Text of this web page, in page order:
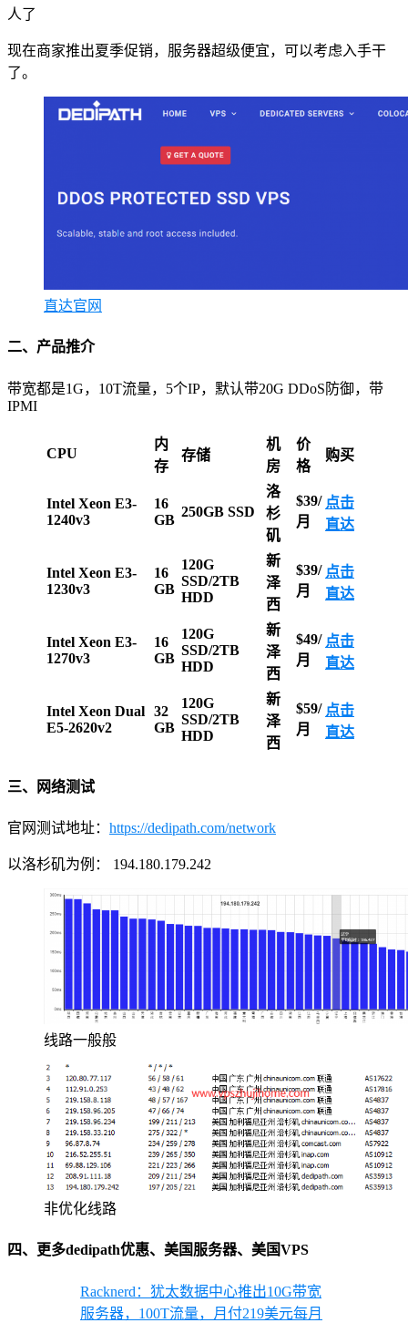
人了
现在商家推出夏季促销，服务器超级便宜，可以考虑入手干
了。
直达官网
二、产品推介
带宽都是1G，10T流量，5个IP，默认带20G DDoS防御，带
IPMI
CPU
内
存
存储
机
房
价
格
购买
Intel Xeon E3-
1240v3
16
GB
250GB SSD
洛
杉
矶
$39/
月
点击
直达
Intel Xeon E3-
1230v3
16
GB
120G
SSD/2TB
HDD
新
泽
西
$39/
月
点击
直达
Intel Xeon E3-
1270v3
16
GB
120G
SSD/2TB
HDD
新
泽
西
$49/
月
点击
直达
Intel Xeon Dual
E5-2620v2
32
GB
120G
SSD/2TB
HDD
新
泽
西
$59/
月
点击
直达
三、网络测试
官网测试地址： https://dedipath.com/network
以洛杉矶为例： 194.180.179.242
线路一般般
非优化线路
四、更多dedipath优惠、美国服务器、美国VPS
Racknerd：犹太数据中心推出10G带宽
服务器，100T流量，月付219美元每月